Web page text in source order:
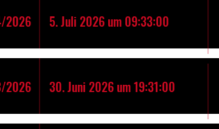
2026 5. Juli 2026 um 09:33:00
2026 30. Juni 2026 um 19:31:00